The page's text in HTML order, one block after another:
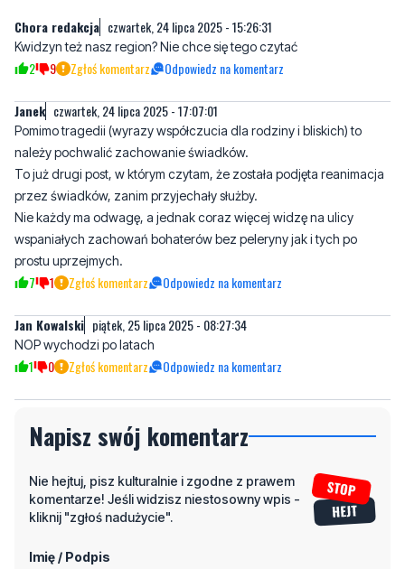
Chora redakcja czwartek, 24 lipca 2025 - 15:26:31
Kwidzyn też nasz region? Nie chce się tego czytać
2 9 Zgłoś komentarz Odpowiedz na komentarz
Janek czwartek, 24 lipca 2025 - 17:07:01
Pomimo tragedii (wyrazy współczucia dla rodziny i bliskich) to
należy pochwalić zachowanie świadków.
To już drugi post, w którym czytam, że została podjęta reanimacja
przez świadków, zanim przyjechały służby.
Nie każdy ma odwagę, a jednak coraz więcej widzę na ulicy
wspaniałych zachowań bohaterów bez peleryny jak i tych po
prostu uprzejmych.
7 1 Zgłoś komentarz Odpowiedz na komentarz
Jan Kowalski piątek, 25 lipca 2025 - 08:27:34
NOP wychodzi po latach
1 0 Zgłoś komentarz Odpowiedz na komentarz
Napisz swój komentarz
Nie hejtuj, pisz kulturalnie i zgodne z prawem
komentarze! Jeśli widzisz niestosowny wpis -
kliknij "zgłoś nadużycie".
Imię / Podpis